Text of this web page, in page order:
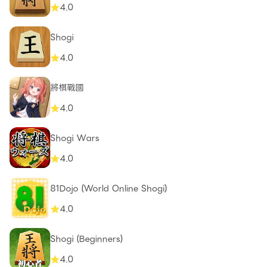
4.0
Shogi
4.0
將棋戰國
4.0
Shogi Wars
4.0
81Dojo (World Online Shogi)
4.0
Shogi (Beginners)
4.0